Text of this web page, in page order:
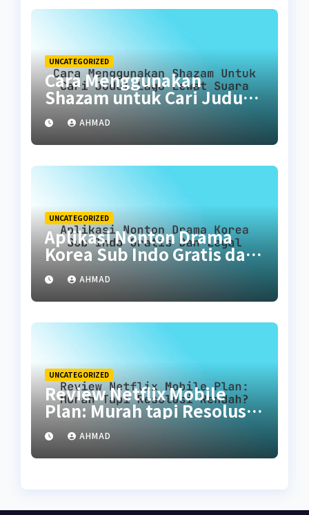
UNCATEGORIZED
Cara Menggunakan
Shazam untuk Cari Judul
Lagu Lewat Suara
AHMAD
UNCATEGORIZED
Aplikasi Nonton Drama
Korea Sub Indo Gratis dan
LegalAHMAD
UNCATEGORIZED
Review Netflix Mobile
Plan: Murah tapi Resolusi
Rendah?
AHMAD